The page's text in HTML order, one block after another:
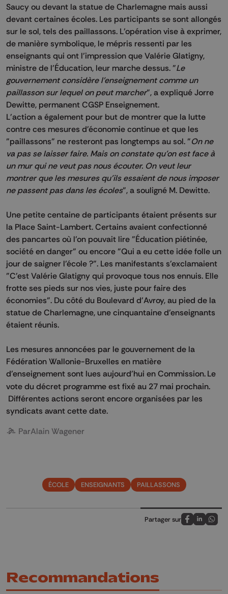
Saucy ou devant la statue de Charlemagne mais aussi
devant certaines écoles. Les participants se sont allongés
sur le sol, tels des paillassons. L'opération vise à exprimer,
de manière symbolique, le mépris ressenti par les
enseignants qui ont l'impression que Valérie Glatigny,
ministre de l'Éducation, leur marche dessus. "Le
gouvernement considère l'enseignement comme un
paillasson sur lequel on peut marcher", a expliqué Jorre
Dewitte, permanent CGSP Enseignement.
L'action a également pour but de montrer que la lutte
contre ces mesures d'économie continue et que les
"paillassons" ne resteront pas longtemps au sol. "On ne
va pas se laisser faire. Mais on constate qu'on est face à
un mur qui ne veut pas nous écouter. On veut leur
montrer que les mesures qu'ils essaient de nous imposer
ne passent pas dans les écoles", a souligné M. Dewitte.
Une petite centaine de participants étaient présents sur
la Place Saint-Lambert. Certains avaient confectionné
des pancartes où l'on pouvait lire "Éducation piétinée,
société en danger" ou encore "Qui a eu cette idée folle un
jour de saigner l'école ?". Les manifestants s'exclamaient
"C'est Valérie Glatigny qui provoque tous nos ennuis. Elle
frotte ses pieds sur nos vies, juste pour faire des
économies". Du côté du Boulevard d'Avroy, au pied de la
statue de Charlemagne, une cinquantaine d'enseignants
étaient réunis.
Les mesures annoncées par le gouvernement de la
Fédération Wallonie-Bruxelles en matière
d'enseignement sont lues aujourd'hui en Commission. Le
vote du décret programme est fixé au 27 mai prochain.
Différentes actions seront encore organisées par les
syndicats avant cette date.
ParAlain Wagener
ÉCOLE ENSEIGNANTS PAILLASSONS
Partager sur
Partagez sur
Partagez
Recommandations